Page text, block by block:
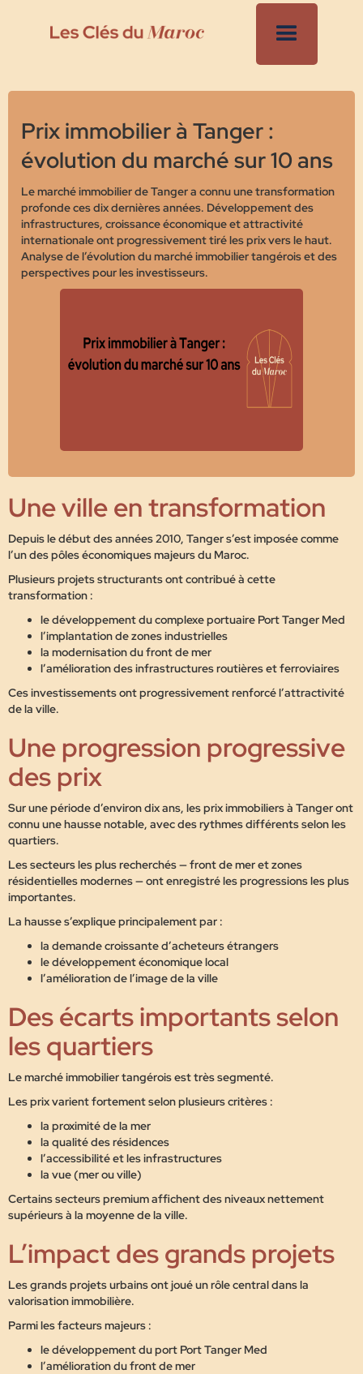
Prix immobilier à Tanger :
évolution du marché sur 10 ans
Le marché immobilier de Tanger a connu une transformation
profonde ces dix dernières années. Développement des
infrastructures, croissance économique et attractivité
internationale ont progressivement tiré les prix vers le haut.
Analyse de l’évolution du marché immobilier tangérois et des
perspectives pour les investisseurs.
Une ville en transformation
Depuis le début des années 2010, Tanger s’est imposée comme
l’un des pôles économiques majeurs du Maroc.
Plusieurs projets structurants ont contribué à cette
transformation :
le développement du complexe portuaire Port Tanger Med
l’implantation de zones industrielles
la modernisation du front de mer
l’amélioration des infrastructures routières et ferroviaires
Ces investissements ont progressivement renforcé l’attractivité
de la ville.
Une progression progressive
des prix
Sur une période d’environ dix ans, les prix immobiliers à Tanger ont
connu une hausse notable, avec des rythmes différents selon les
quartiers.
Les secteurs les plus recherchés — front de mer et zones
résidentielles modernes — ont enregistré les progressions les plus
importantes.
La hausse s’explique principalement par :
la demande croissante d’acheteurs étrangers
le développement économique local
l’amélioration de l’image de la ville
Des écarts importants selon
les quartiers
Le marché immobilier tangérois est très segmenté.
Les prix varient fortement selon plusieurs critères :
la proximité de la mer
la qualité des résidences
l’accessibilité et les infrastructures
la vue (mer ou ville)
Certains secteurs premium affichent des niveaux nettement
supérieurs à la moyenne de la ville.
L’impact des grands projets
Les grands projets urbains ont joué un rôle central dans la
valorisation immobilière.
Parmi les facteurs majeurs :
le développement du port Port Tanger Med
l’amélioration du front de mer